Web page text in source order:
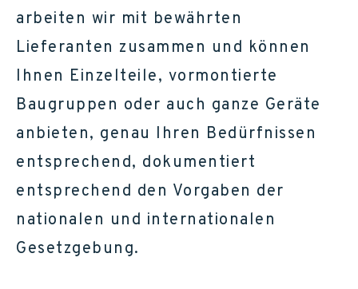
arbeiten wir mit bewährten
Lieferanten zusammen und können
Ihnen Einzelteile, vormontierte
Baugruppen oder auch ganze Geräte
anbieten, genau Ihren Bedürfnissen
entsprechend, dokumentiert
entsprechend den Vorgaben der
nationalen und internationalen
Gesetzgebung.